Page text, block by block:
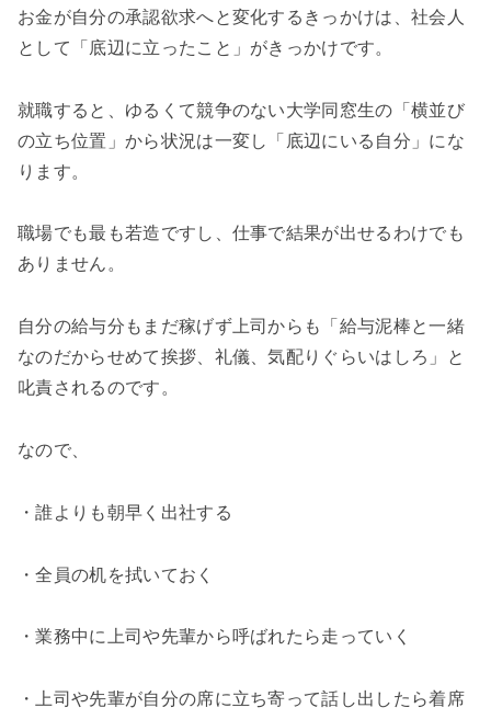
お金が自分の承認欲求へと変化するきっかけは、社会人
として「底辺に立ったこと」がきっかけです。
就職すると、ゆるくて競争のない大学同窓生の「横並び
の立ち位置」から状況は一変し「底辺にいる自分」にな
ります。
職場でも最も若造ですし、仕事で結果が出せるわけでも
ありません。
自分の給与分もまだ稼げず上司からも「給与泥棒と一緒
なのだからせめて挨拶、礼儀、気配りぐらいはしろ」と
叱責されるのです。
なので、
・誰よりも朝早く出社する
・全員の机を拭いておく
・業務中に上司や先輩から呼ばれたら走っていく
・上司や先輩が自分の席に立ち寄って話し出したら着席